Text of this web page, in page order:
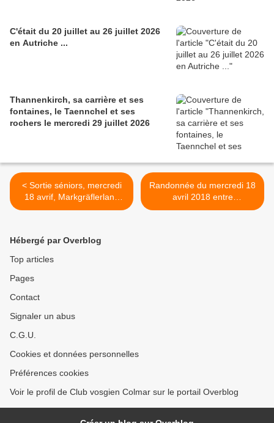
C'était du 20 juillet au 26 juillet 2026
en Autriche ...
Thannenkirch, sa carrière et ses
fontaines, le Taennchel et ses
rochers le mercredi 29 juillet 2026
< Sortie séniors, mercredi
18 avrif, Markgräflerland
Allemagne.
Randonnée du mercredi 18
avril 2018 entre
Thannenkirch et la Grande
Hébergé par Overblog
Top articles
Pages
Contact
Signaler un abus
C.G.U.
Cookies et données personnelles
Préférences cookies
Voir le profil de Club vosgien Colmar sur le portail Overblog